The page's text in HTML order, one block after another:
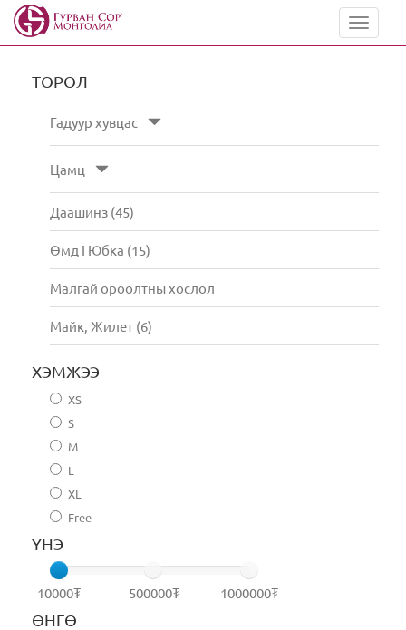
Toggle
ТӨРӨЛ
Гадуур хувцас
Цамц
Даашинз (45)
Өмд I Юбка (15)
Малгай ороолтны хослол
Майк, Жилет (6)
ХЭМЖЭЭ
XS
S
M
L
XL
Free
ҮНЭ
10000₮ 500000₮ 1000000₮
ӨНГӨ